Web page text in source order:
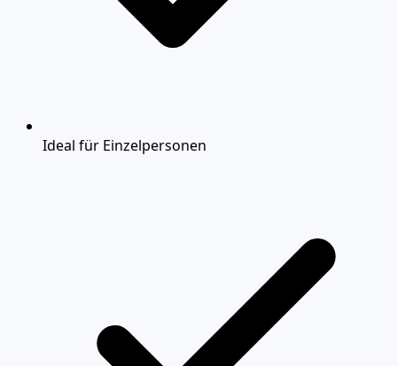
Ideal für Einzelpersonen